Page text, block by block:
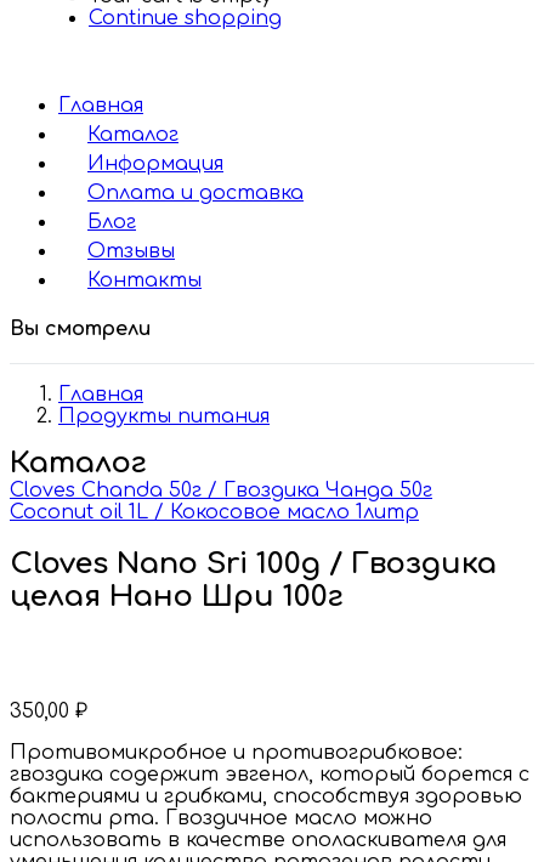
Continue shopping
Главная
Каталог
Информация
Оплата и доставка
Блог
Отзывы
Контакты
Вы смотрели
Главная
Продукты питания
Каталог
Cloves Chanda 50г / Гвоздика Чанда 50г
Coconut oil 1L / Кокосовое масло 1литр
Cloves Nano Sri 100g / Гвоздика
целая Нано Шри 100г
350,00 ₽
Противомикробное и противогрибковое:
гвоздика содержит эвгенол, который борется с
бактериями и грибками, способствуя здоровью
полости рта. Гвоздичное масло можно
использовать в качестве ополаскивателя для